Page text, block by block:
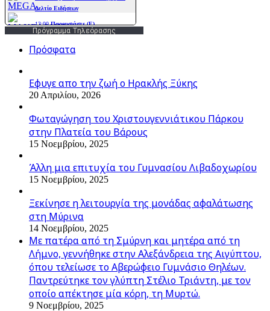
Πρόγραμμα Τηλεόρασης
Πρόσφατα
Εφυγε απο την ζωή o Ηρακλής Ξύκης
20 Απριλίου, 2026
Φωταγώγηση του Χριστουγεννιάτικου Πάρκου
στην Πλατεία του Βάρους
15 Νοεμβρίου, 2025
Άλλη μια επιτυχία του Γυμνασίου Λιβαδοχωρίου
15 Νοεμβρίου, 2025
Ξεκίνησε η λειτουργία της μονάδας αφαλάτωσης
στη Μύρινα
14 Νοεμβρίου, 2025
Με πατέρα από τη Σμύρνη και μητέρα από τη
Λήμνο, γεννήθηκε στην Αλεξάνδρεια της Αιγύπτου,
όπου τελείωσε το Αβερώφειο Γυμνάσιο Θηλέων.
Παντρεύτηκε τον γλύπτη Στέλιο Τριάντη, με τον
οποίο απέκτησε μία κόρη, τη Μυρτώ.
9 Νοεμβρίου, 2025